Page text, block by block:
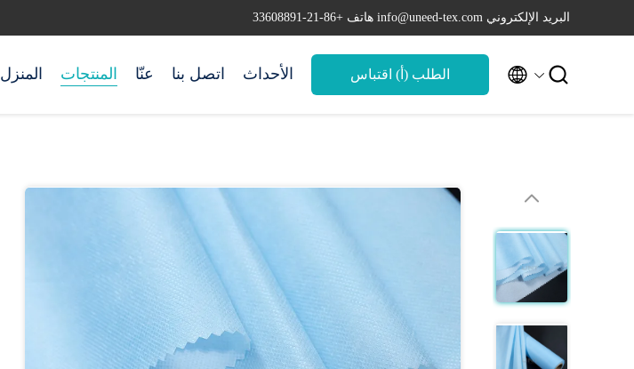
البريد الإلكتروني info@uneed-tex.com هاتف +86-21-33608891
المنزل المنتجات عنّا اتصل بنا الأحداث الطلب (أ) اقتباس  